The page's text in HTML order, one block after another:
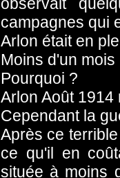
observait
campagnes qui
Arlon était en
Moins d'un
Pourquoi ?
Arlon Août
Cependant la
Après ce
ce qu'il en
située à moins